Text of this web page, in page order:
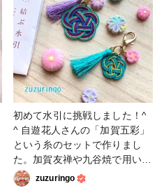
初めて水引に挑戦しました！^
^ 自遊花人さんの「加賀五彩」
という糸のセットで作りまし
た。加賀友禅や九谷焼で用いら
れる5色＋金色のセットです。
水引の糸ってこんなに綺麗なん
zuzuringo